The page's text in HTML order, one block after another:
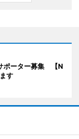
ポーター募集 【N
す